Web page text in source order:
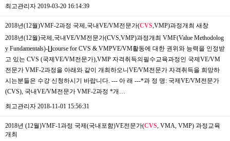
최고관리자 2019-03-20 16:14:39
2018년(12월)VMF-2과정 국제,국내VE/VM전문가(CVS ,VMP)과정개최 새창
2018년(12월)국제,국내VE/VM전문가(CVS,VMP)과정개최 ​VMF(Value Methodolog
y Fundamentals)-∐course for CVS & VMPVE/VM활동에 대한 권위와 능력을 인정받
고 있는 CVS (국제VE/VM전문가),VMP 자격취득의필수교육과정인 국제VE/VM
전문가 VMF-2과정을 아래와 같이 개최하오니VE/VM전문가 자격취득을 희망하
시는분들은 수강 신청하시기 바랍니다. --- 아 래 ---*과 정 명: 국제VE/VM전문가
(CVS), 국내VE/VM전문가 VMF-2과정 *개…
최고관리자 2018-11-01 15:56:31
2018년 (12월)VMF-1과정 국제(국내포함)VE전문가(CVS , VMA, VMP) 과정교육
개최